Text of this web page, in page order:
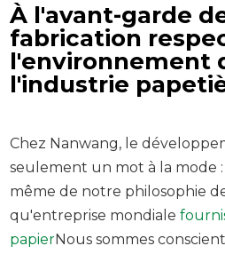
À l'avant-garde
fabrication
l'environnement
l'industrie
Chez Nanwang, le
seulement un mot à la mode
même de notre philosophie
qu'entreprise mondiale
papierNous sommes